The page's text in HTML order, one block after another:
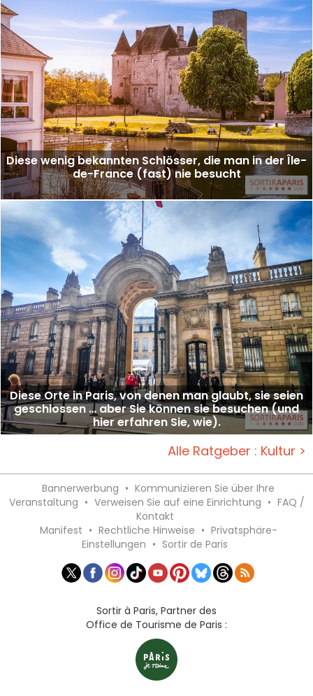
Diese wenig bekannten Schlösser, die man in der Île-
de-France (fast) nie besucht
Diese Orte in Paris, von denen man glaubt, sie seien
geschlossen … aber Sie können sie besuchen (und
hier erfahren Sie, wie).
Alle Ratgeber : Kultur >
Bannerwerbung • Kommunizieren Sie über Ihre
Veranstaltung • Verweisen Sie auf eine Einrichtung • FAQ /
Kontakt
Manifest • Rechtliche Hinweise • Privatsphäre-
Einstellungen • Sortir de Paris
Sortir à Paris, Partner des
Office de Tourisme de Paris :